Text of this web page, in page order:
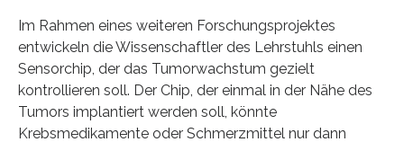
Im Rahmen eines weiteren Forschungsprojektes
entwickeln die Wissenschaftler des Lehrstuhls einen
Sensorchip, der das Tumorwachstum gezielt
kontrollieren soll. Der Chip, der einmal in der Nähe des
Tumors implantiert werden soll, könnte
Krebsmedikamente oder Schmerzmittel nur dann